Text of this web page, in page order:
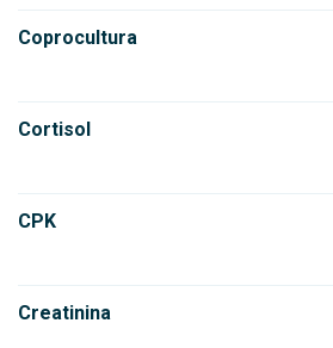
Coprocultura
Cortisol
CPK
Creatinina